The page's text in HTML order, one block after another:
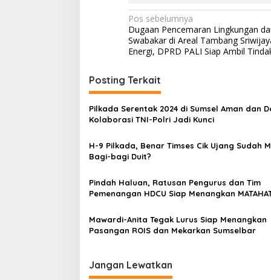
N
a
v
i
g
a
s
i
p
o
s
Pos sebelumnya
Dugaan Pencemaran Lingkungan
Swabakar di Areal Tambang
Energi, DPRD PALI Siap Ambil
Posting Terkait
Pilkada Serentak 2024 di Sumsel Aman dan
Kolaborasi TNI-Polri Jadi Kunci
H-9 Pilkada, Benar Timses Cik Ujang Sudah
Bagi-bagi Duit?
Pindah Haluan, Ratusan Pengurus dan Tim
Pemenangan HDCU Siap Menangkan
Mawardi-Anita Tegak Lurus Siap Menangkan
Pasangan ROIS dan Mekarkan Sumselbar
Jangan Lewatkan